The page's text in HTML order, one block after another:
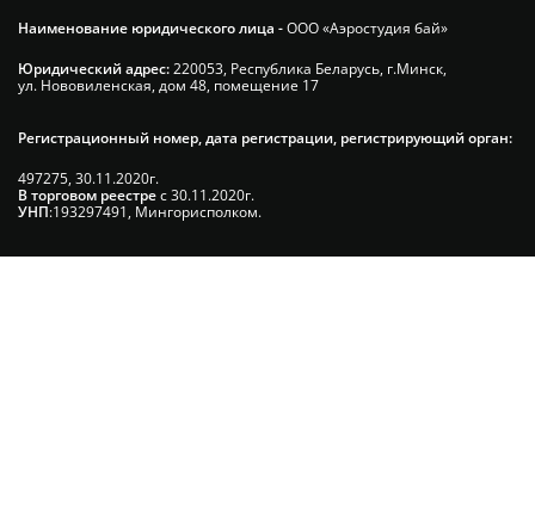
Наименование юридического лица -ООО «Аэростудия бай»
Юридический адрес:220053, Республика Беларусь, г.Минск,
ул. Нововиленская, дом 48, помещение 17
Регистрационный номер, дата регистрации, регистрирующий орган:
497275, 30.11.2020г.
В торговом реестрес 30.11.2020г.
УНП:193297491, Мингорисполком.